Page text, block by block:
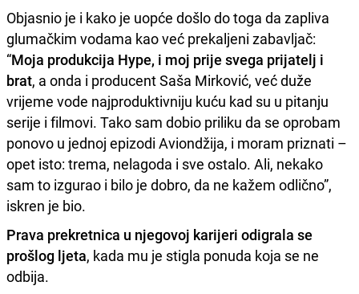
Objasnio je i kako je uopće došlo do toga da zapliva
glumačkim vodama kao već prekaljeni zabavljač:
“Moja produkcija Hype, i moj prije svega prijatelj i
brat, a onda i producent Saša Mirković, već duže
vrijeme vode najproduktivniju kuću kad su u pitanju
serije i filmovi. Tako sam dobio priliku da se oprobam
ponovo u jednoj epizodi Aviondžija, i moram priznati –
opet isto: trema, nelagoda i sve ostalo. Ali, nekako
sam to izgurao i bilo je dobro, da ne kažem odlično”,
iskren je bio.
Prava prekretnica u njegovoj karijeri odigrala se
prošlog ljeta, kada mu je stigla ponuda koja se ne
odbija.